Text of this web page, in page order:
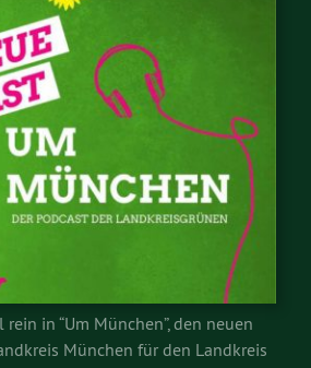
in “Um München”, den neuen
München für den Landkreis